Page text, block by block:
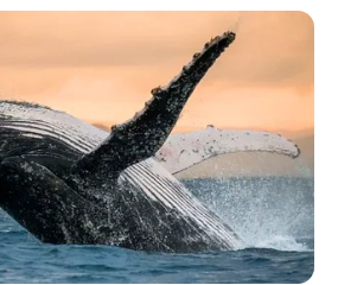
Gunakan Teknik Unik, 10
Potret Lukisan Ini Nampak
Mengeluarkan Cahaya